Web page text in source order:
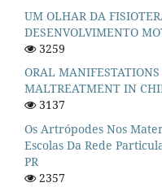
UM OLHAR DA
DESENVOLVIMENTO
3259
ORAL
MALTREATMENT IN
3137
Os Artrópodes Nos
Escolas Da Rede
PR
2357